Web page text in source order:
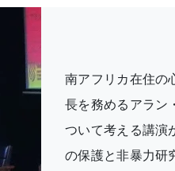
南アフリカ在住の
長を務めるアラン
ついて考える講演
の保護と非暴力研